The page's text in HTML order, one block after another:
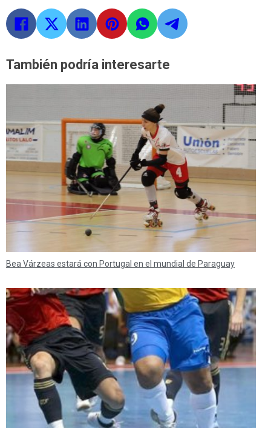
También podría interesarte
Bea Várzeas estará con Portugal en el mundial de Paraguay